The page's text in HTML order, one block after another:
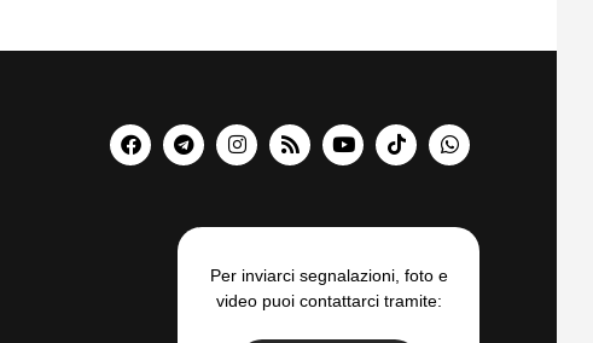
Per inviarci segnalazioni, foto e
video puoi contattarci tramite: